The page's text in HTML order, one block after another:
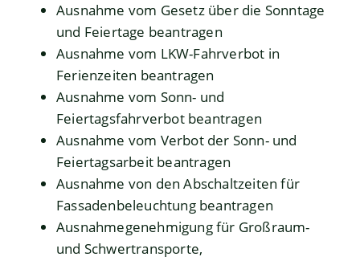
Ausnahme vom Gesetz über die Sonntage
und Feiertage beantragen
Ausnahme vom LKW-Fahrverbot in
Ferienzeiten beantragen
Ausnahme vom Sonn- und
Feiertagsfahrverbot beantragen
Ausnahme vom Verbot der Sonn- und
Feiertagsarbeit beantragen
Ausnahme von den Abschaltzeiten für
Fassadenbeleuchtung beantragen
Ausnahmegenehmigung für Großraum-
und Schwertransporte,